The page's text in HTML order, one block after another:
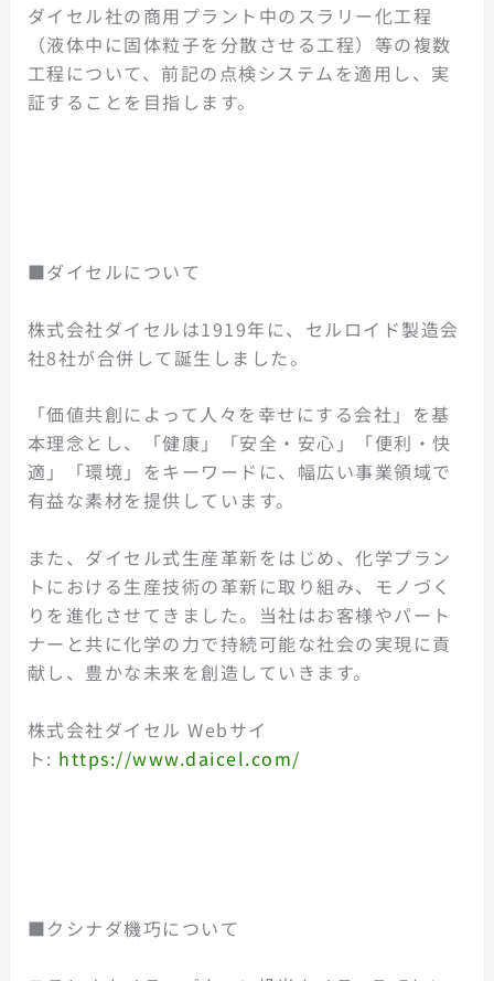
ダイセル社の商用プラント中のスラリー化工程
（液体中に固体粒子を分散させる工程）等の複数
工程について、前記の点検システムを適用し、実
証することを目指します。
■ダイセルについて
株式会社ダイセルは1919年に、セルロイド製造会
社8社が合併して誕生しました。
「価値共創によって人々を幸せにする会社」を基
本理念とし、「健康」「安全・安心」「便利・快
適」「環境」をキーワードに、幅広い事業領域で
有益な素材を提供しています。
また、ダイセル式生産革新をはじめ、化学プラン
トにおける生産技術の革新に取り組み、モノづく
りを進化させてきました。当社はお客様やパート
ナーと共に化学の力で持続可能な社会の実現に貢
献し、豊かな未来を創造していきます。
株式会社ダイセル Webサイ
ト: https://www.daicel.com/
■クシナダ機巧について